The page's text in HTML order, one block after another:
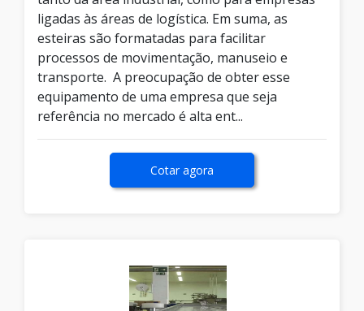
ligadas às áreas de logística. Em suma, as
esteiras são formatadas para facilitar
processos de movimentação, manuseio e
transporte. A preocupação de obter esse
equipamento de uma empresa que seja
referência no mercado é alta ent...
Cotar agora